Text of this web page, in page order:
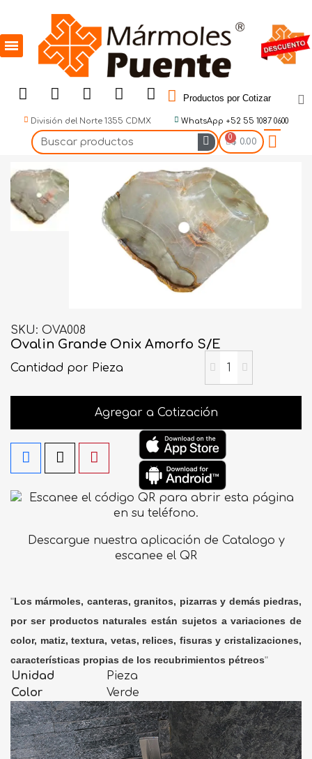
Productos por Cotizar
División del Norte 1355 CDMX WhatsApp +52 55 1087 0600
$ 0.00
SKU OVA008
Ovalin Grande Onix Amorfo S/E
Cantidad por Pieza
Agregar a Cotización
Descargue nuestra aplicación de Catalogo y
escanee el QR
"Los mármoles, canteras, granitos, pizarras y demás piedras,
por ser productos naturales están sujetos a variaciones de
color, matiz, textura, vetas, relices, fisuras y cristalizaciones,
características propias de los recubrimientos pétreos"
Unidad
Pieza
Color
Verde